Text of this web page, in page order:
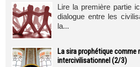
Lire la première partie
dialogue entre les
la...
La sira prophétique comme
intercivilisationnel (2/3)